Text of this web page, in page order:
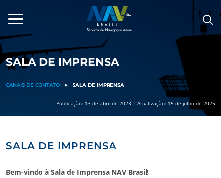
para
conteúdo
SALA DE IMPRENSA
CANAIS DE CONTATO ► SALA DE IMPRENSA
Publicação: 13 de abril de 2023 | Atualização: 15 de julho de 2025
SALA DE IMPRENSA
Bem-vindo à Sala de Imprensa NAV Brasil!